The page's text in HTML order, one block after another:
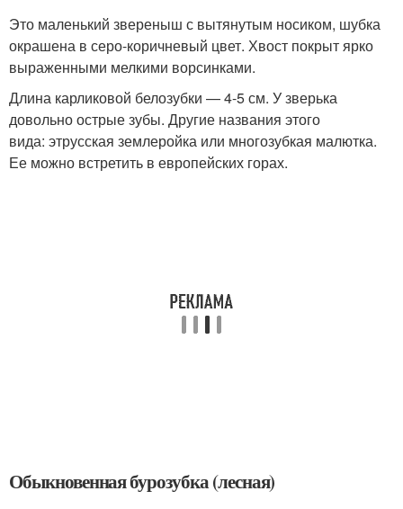
Это маленький звереныш с вытянутым носиком, шубка
окрашена в серо-коричневый цвет. Хвост покрыт ярко
выраженными мелкими ворсинками.
Длина карликовой белозубки — 4-5 см. У зверька
довольно острые зубы. Другие названия этого
вида: этрусская землеройка или многозубкая малютка.
Ее можно встретить в европейских горах.
Обыкновенная бурозубка (лесная)